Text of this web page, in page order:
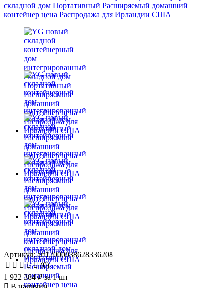
Артикул: art12000038628336208
(0)
1 922 384 ₽за 1 шт
В наличии